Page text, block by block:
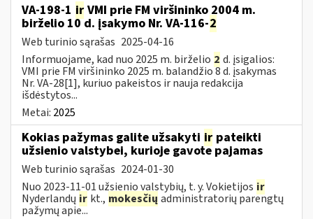
VA-198-1 ir VMI prie FM viršininko 2004 m.
birželio 10 d. įsakymo Nr. VA-116-2
Web turinio sąrašas 2025-04-16
Informuojame, kad nuo 2025 m. birželio 2 d. įsigalios:
VMI prie FM viršininko 2025 m. balandžio 8 d. įsakymas
Nr. VA-28[1], kuriuo pakeistos ir nauja redakcija
išdėstytos...
Metai: 2025
Kokias pažymas galite užsakyti ir pateikti
užsienio valstybei, kurioje gavote pajamas
Web turinio sąrašas 2024-01-30
Nuo 2023-11-01 užsienio valstybių, t. y. Vokietijos ir
Nyderlandų ir kt., mokesčių administratorių parengtų
pažymų apie...